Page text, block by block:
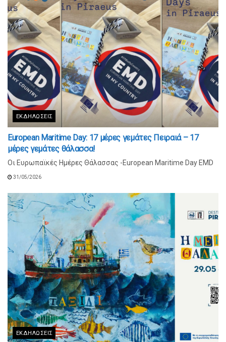
ΕΚΔΗΛΏΣΕΙΣ
European Maritime Day: 17 μέρες γεμάτες Πειραιά – 17
μέρες γεμάτες θάλασσα!
Οι Ευρωπαϊκές Ημέρες Θάλασσας -European Maritime Day EMD
31/05/2026
ΕΚΔΗΛΏΣΕΙΣ